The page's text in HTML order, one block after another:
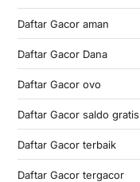
Daftar Gacor aman
Daftar Gacor Dana
Daftar Gacor ovo
Daftar Gacor saldo gratis
Daftar Gacor terbaik
Daftar Gacor tergacor